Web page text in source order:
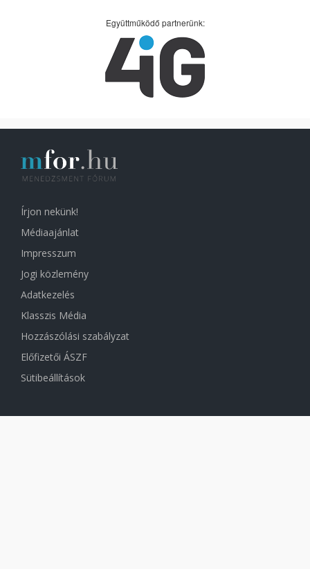
Együttműködő partnerünk:
Írjon nekünk!
Médiaajánlat
Impresszum
Jogi közlemény
Adatkezelés
Klasszis Média
Hozzászólási szabályzat
Előfizetői ÁSZF
Sütibeállítások